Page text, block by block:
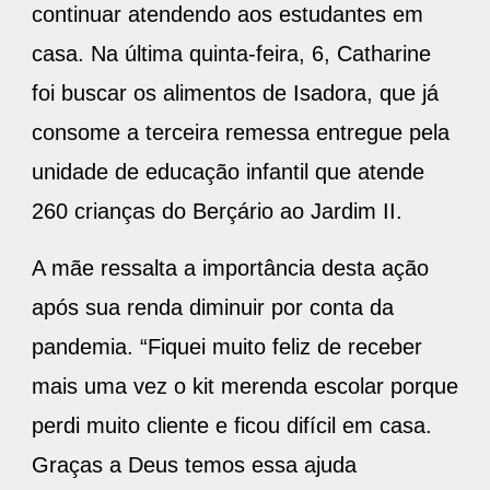
continuar atendendo aos estudantes em
casa. Na última quinta-feira, 6, Catharine
foi buscar os alimentos de Isadora, que já
consome a terceira remessa entregue pela
unidade de educação infantil que atende
260 crianças do Berçário ao Jardim II.
A mãe ressalta a importância desta ação
após sua renda diminuir por conta da
pandemia. “Fiquei muito feliz de receber
mais uma vez o kit merenda escolar porque
perdi muito cliente e ficou difícil em casa.
Graças a Deus temos essa ajuda